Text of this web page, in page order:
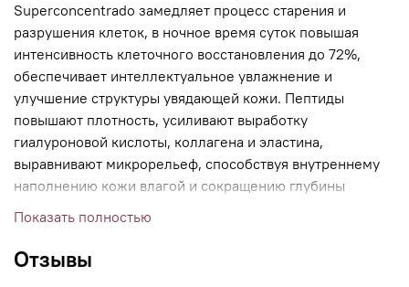
Superconcentrado замедляет процесс старения и
разрушения клеток, в ночное время суток повышая
интенсивность клеточного восстановления до 72%,
обеспечивает интеллектуальное увлажнение и
улучшение структуры увядающей кожи. Пептиды
повышают плотность, усиливают выработку
гиалуроновой кислоты, коллагена и эластина,
выравнивают микрорельеф, способствуя внутреннему
наполнению кожи влагой и сокращению глубины
морщин. Азиатская центелла устраняет покраснения и
восстановиться после влияния стресса и негативных
Показать полностью
Отзывы